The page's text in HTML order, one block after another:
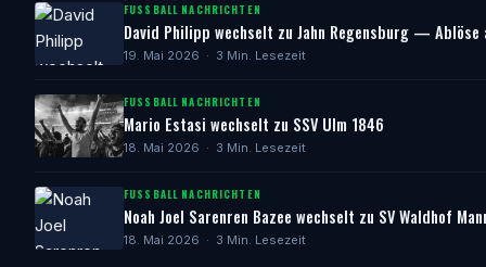
FUSSBALL NACHRICHTEN
David Philipp wechselt zu Jahn Regensburg —
19. Mai 2026 · 3 Min. Lesezeit
FUSSBALL NACHRICHTEN
Mario Estasi wechselt zu SSV Ulm 1846
18. Mai 2026 · 3 Min. Lesezeit
FUSSBALL NACHRICHTEN
Noah Joel Sarenren Bazee wechselt zu SV Waldhof
18. Mai 2026 · 3 Min. Lesezeit